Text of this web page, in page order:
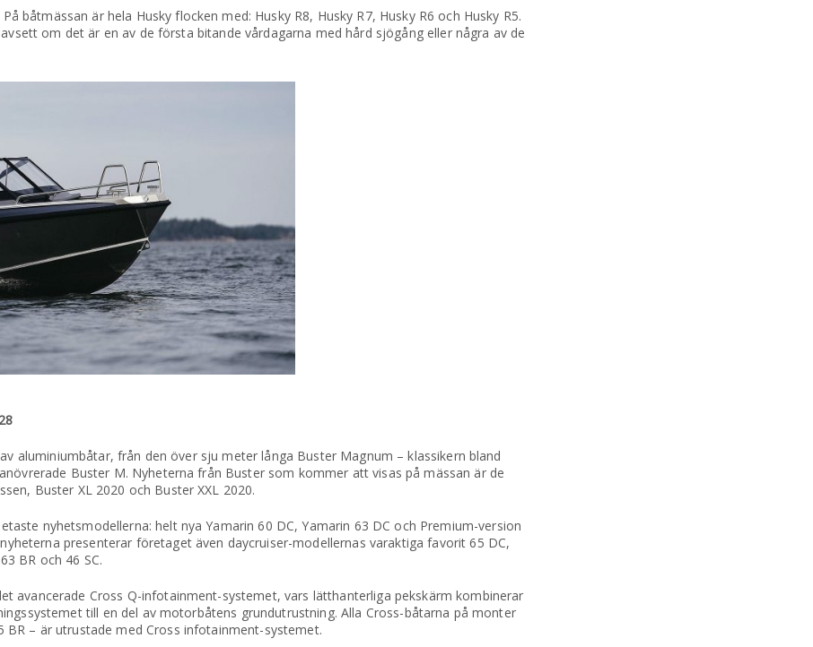
båtmässan är hela Husky flocken med: Husky R8, Husky R7, Husky R6 och Husky R5.
om det är en av de första bitande vårdagarna med hård sjögång eller några av de
aluminiumbåtar, från den över sju meter långa Buster Magnum – klassikern bland
Buster M. Nyheterna från Buster som kommer att visas på mässan är de
Buster XL 2020 och Buster XXL 2020.
nyhetsmodellerna: helt nya Yamarin 60 DC, Yamarin 63 DC och Premium-version
presenterar företaget även daycruiser-modellernas varaktiga favorit 65 DC,
BR och 46 SC.
avancerade Cross Q-infotainment-systemet, vars lätthanterliga pekskärm kombinerar
till en del av motorbåtens grundutrustning. Alla Cross-båtarna på monter
BR – är utrustade med Cross infotainment-systemet.